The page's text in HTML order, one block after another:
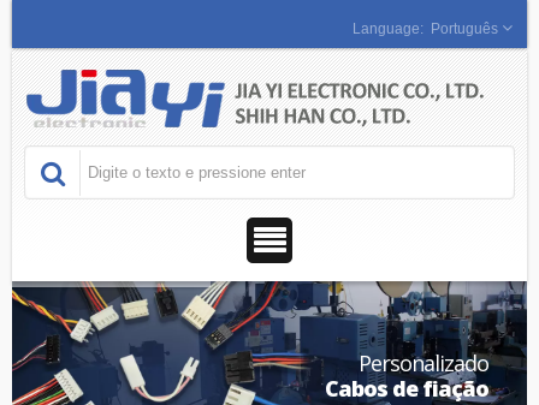
Português
Personalizado
Cabos de fiação